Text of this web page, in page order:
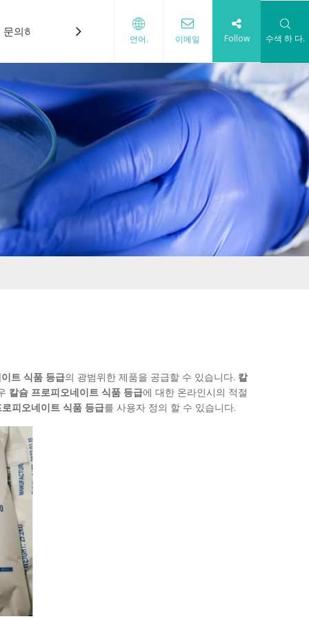
문의하기
언어. 이메일 Follow 수색 하 다.
트 식품 등급의 광범위한 제품을 공급할 수 있습니다. 칼
칼슘 프로피오네이트 식품 등급에 대한 온라인시의 적절
피오네이트 식품 등급를 사용자 정의 할 수 있습니다.